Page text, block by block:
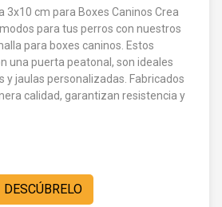
3x10 cm para Boxes Caninos Crea
para tus perros con nuestros
para boxes caninos. Estos
una puerta peatonal, son ideales
y jaulas personalizadas. Fabricados
calidad, garantizan resistencia y
DESCÚBRELO